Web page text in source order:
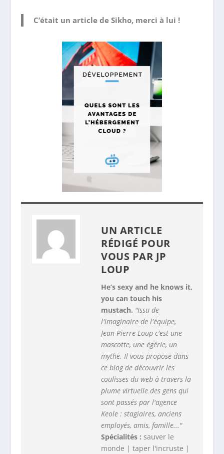
C’était un article de Sikho, merci à lui !
UN ARTICLE
RÉDIGÉ POUR
VOUS PAR JP
LOUP
He’s sexy and he knows it,
you can touch his
mustach. "Issu de
l'imaginaire de l'équipe,
Jean-Pierre Loup c'est une
mascotte, une égérie, un
mythe. Il vous propose dans
ce blog de découvrir les
coulisses du web à travers la
plume virtuelle des gens qui
sont passés par l'agence
Keole : stagiaires, anciens
employés, amis, famille..."
Spécialités : sauver le
monde | taper l'incruste |